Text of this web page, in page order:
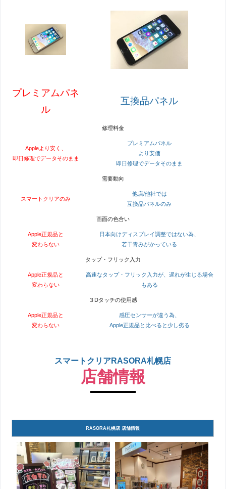
プレミアムパネ
ル
互換品パネル
修理料金
Appleより安く、
即日修理でデータそのまま
プレミアムパネル
より安価
即日修理でデータそのまま
需要動向
スマートクリアのみ
他店/他社では
互換品パネルのみ
画面の色合い
Apple正規品と
変わらない
日本向けディスプレイ調整ではない為、
若干青みがかっている
タップ・フリック入力
Apple正規品と
変わらない
高速なタップ・フリック入力が、遅れが生じる場合
もある
３Dタッチの使用感
Apple正規品と
変わらない
感圧センサーが違う為、
Apple正規品と比べると少し劣る
スマートクリアRASORA札幌店
店舗情報
RASORA札幌店 店舗情報